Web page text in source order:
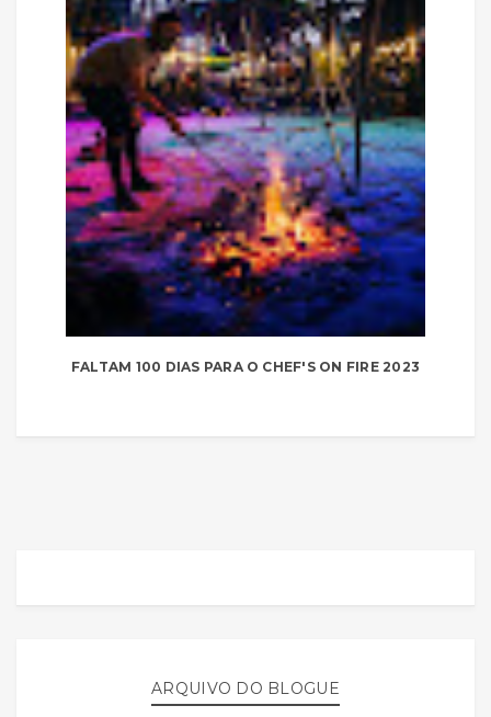
FALTAM 100 DIAS PARA O CHEF'S ON FIRE 2023
ARQUIVO DO BLOGUE